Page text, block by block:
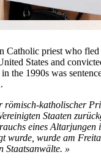
Catholic priest who
States and
the 1990s was
römisch-katholischer
Staaten
eines
wurde, wurde am
Staatsanwälte.